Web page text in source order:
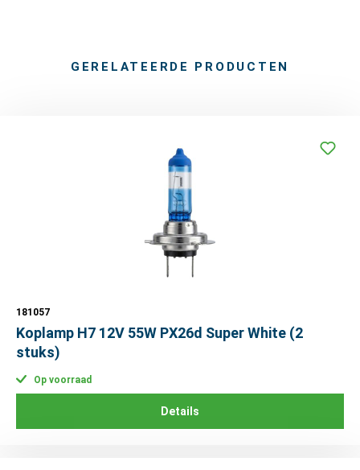
GERELATEERDE PRODUCTEN
181057
Koplamp H7 12V 55W PX26d Super White (2
stuks)
Op voorraad
Details